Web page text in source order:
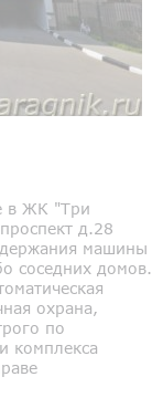
в ЖК "Три
д.28
машины
соседних домов.
охрана,
по
комплекса